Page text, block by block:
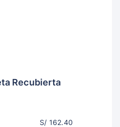
Recubierta
S/ 162.40